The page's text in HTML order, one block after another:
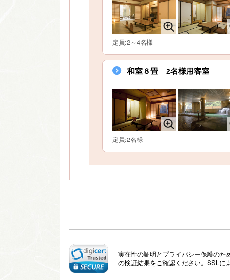
定員:2～4名様
和室８畳 2名様用客室
定員:2名様
実在性の証明とプライバシー保護の
の検証結果をご確認ください。SSLに